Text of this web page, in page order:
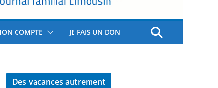
COMPTE JE FAIS UN DON
Des vacances autrement